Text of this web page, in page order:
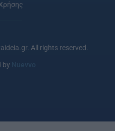
All rights reserved.
by